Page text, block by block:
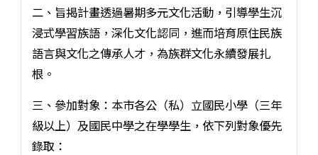
二、旨揭計畫透過暑期多元文化活動，引導學生沉
浸式學習族語，深化文化認同，進而培育原住民族
語言與文化之傳承人才，為族群文化永續發展扎
根。
三、參加對象：本市各公（私）立國民小學（三年
級以上）及國民中學之在學學生，依下列對象優先
錄取：